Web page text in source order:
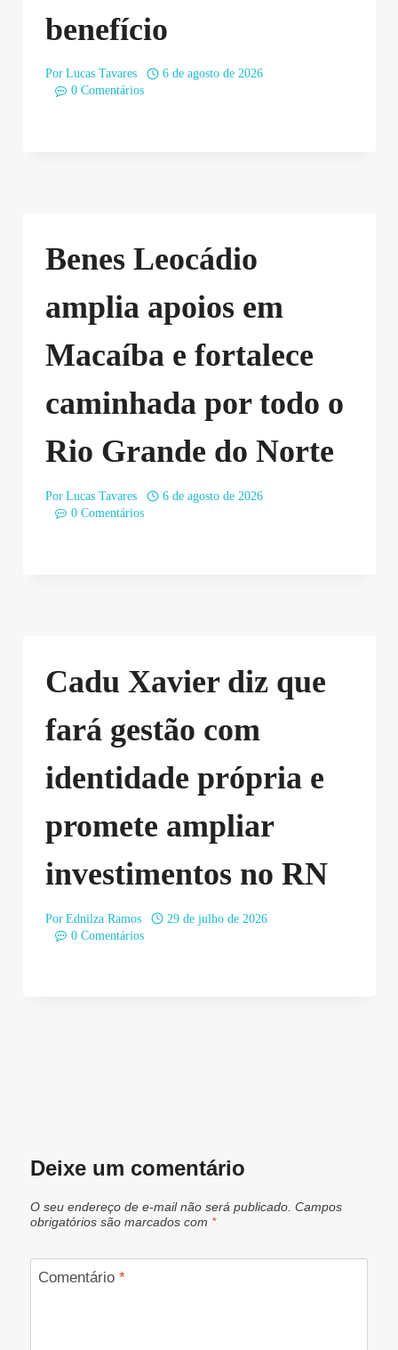
benefício
Por Lucas Tavares
6 de agosto de 2026
0 Comentários
Benes Leocádio
amplia apoios em
Macaíba e fortalece
caminhada por todo o
Rio Grande do Norte
Por Lucas Tavares
6 de agosto de 2026
0 Comentários
Cadu Xavier diz que
fará gestão com
identidade própria e
promete ampliar
investimentos no RN
Por Ednilza Ramos
29 de julho de 2026
0 Comentários
Deixe um comentário
O seu endereço de e-mail não será publicado. Campos
obrigatórios são marcados com *
Comentário *